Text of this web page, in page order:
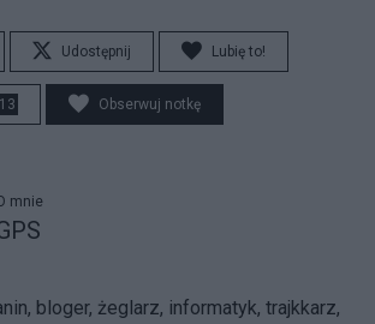
Udostępnij Lubię to!
13 Obserwuj notkę
mnie
bloger, żeglarz, informatyk, trajkkarz,